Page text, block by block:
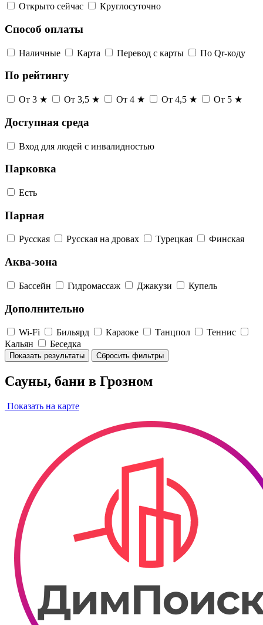
Открыто сейчас Круглосуточно
Способ оплаты
Наличные Карта Перевод с карты По Qr-коду
По рейтингу
От 3 ★ От 3,5 ★ От 4 ★ От 4,5 ★ От 5 ★
Доступная среда
Вход для людей с инвалидностью
Парковка
Есть
Парная
Русская Русская на дровах Турецкая Финская
Аква-зона
Бассейн Гидромассаж Джакузи Купель
Дополнительно
Wi-Fi Бильярд Караоке Танцпол
Теннис
Кальян
Беседка
Показать результаты Сбросить фильтры
Сауны, бани в Грозном
Показать на карте